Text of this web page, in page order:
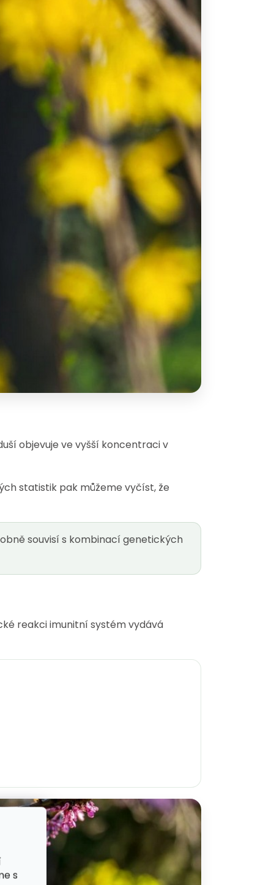
s
objevuje ve vyšší koncentraci v
statistik pak můžeme vyčíst, že
souvisí s kombinací genetických
reakci imunitní systém vydává